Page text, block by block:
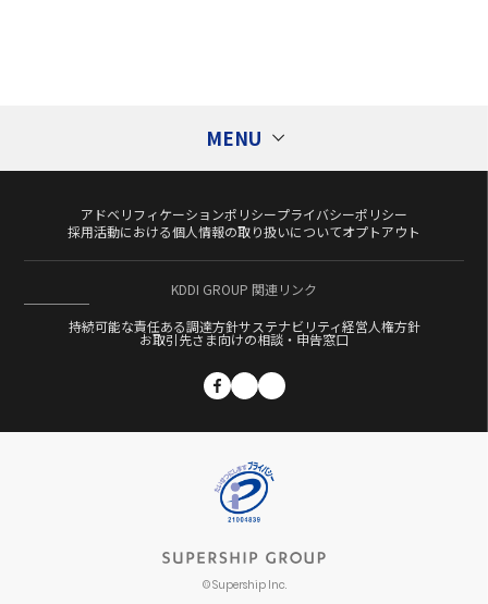
MENU
タグ
1st Partyデータ活用
Ad Generation
DMP DSP
Flipdesk
Fortuna GDPR
GumGum
ScaleOut
SMS配信
SSP
Supership Search Solution（S4）
UltraImpression
アドベリフィケーション
ダイレクトマーケティング
データサイエンティスト
カテゴリー
コラム
アドベリフィケーションポリシープライバシーポリシー
採用活動における個人情報の取り扱いについてオプトアウト
KDDI GROUP 関連リンク
持続可能な責任ある調達方針サステナビリティ経営人権方針
お取引先さま向けの相談・申告窓口
© Supership Inc.